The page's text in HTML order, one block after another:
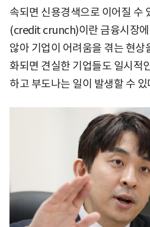
속되면 신용경색으로 이어질 수
(credit crunch)이란 금융시장에
않아 기업이 어려움을 겪는 현상
화되면 견실한 기업들도 일시적
하고 부도나는 일이 발생할 수 있